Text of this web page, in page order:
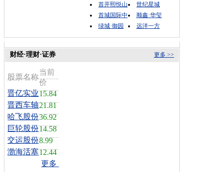
首开熙悦山
世纪星城
首城国际中
顺鑫·华玺
绿城·御园
远洋一方
更多 >>
财经·理财·证券
股票名称
当前
价
晋亿实业15.84
晋西车轴21.81
哈飞股份36.92
巨轮股份14.58
交运股份8.99
渤海活塞12.44
更多